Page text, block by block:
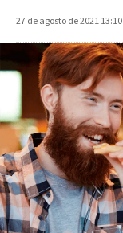
27 de agosto de 2021 13:10